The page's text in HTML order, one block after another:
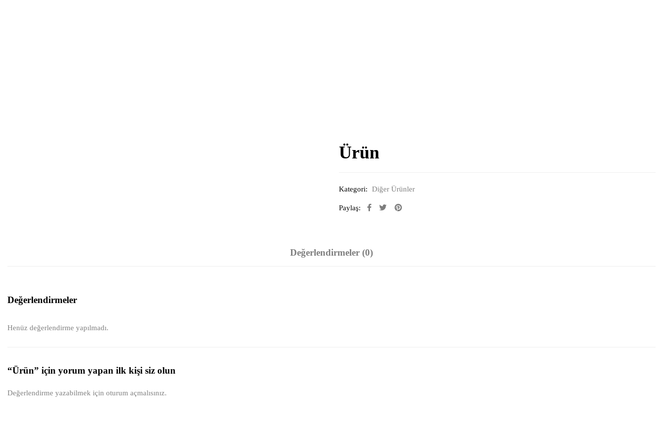
Ürün
Kategori: Diğer Ürünler
Paylaş:
Değerlendirmeler (0)
Değerlendirmeler
Henüz değerlendirme yapılmadı.
“Ürün” için yorum yapan ilk kişi siz olun
Değerlendirme yazabilmek için oturum açmalısınız.